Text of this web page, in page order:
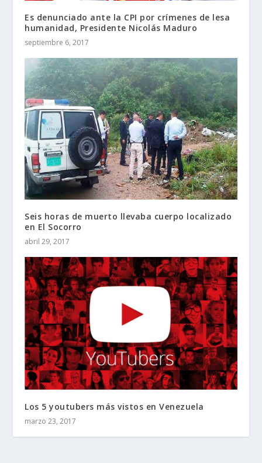
Es denunciado ante la CPI por crímenes de lesa
humanidad, Presidente Nicolás Maduro
septiembre 6, 2017
Seis horas de muerto llevaba cuerpo localizado
en El Socorro
abril 29, 2017
Los 5 youtubers más vistos en Venezuela
marzo 23, 2017